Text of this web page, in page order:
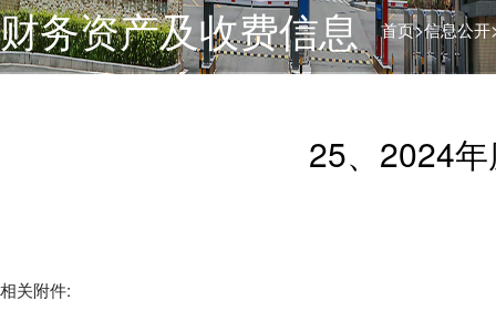
财务资产及收费信息 首页>信息公开
25、2024
相关附件: